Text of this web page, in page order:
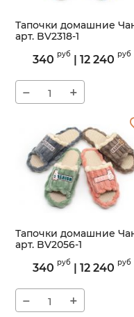
Тапочки домашние
арт. BV2318-1
BV2318-1
340 руб| 12 240 руб
− +
Тапочки домашние
арт. BV2056-1
BV2056-1
340 руб| 12 240 руб
− +